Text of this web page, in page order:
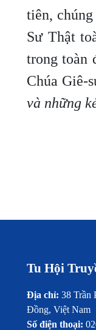
tiên,
Sư Thật
trong toàn
Chúa Giê-
và những
Tu Hội
Địa chỉ: 38 Trần
Đồng, Việt Nam
Số điện thoại: